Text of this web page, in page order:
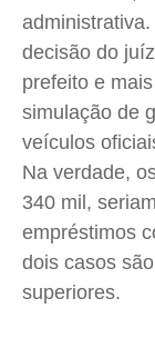
decisão do
prefeito e
simulação de
veículos
Na verdade,
340 mil,
empréstimos
dois casos
superiores.